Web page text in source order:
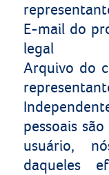
E-mail do
legal
Arquivo do
pessoais
usuário,
daqueles